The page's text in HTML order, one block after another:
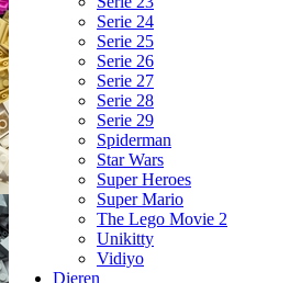
Serie 24
Serie 25
Serie 26
Serie 27
Serie 28
Serie 29
Spiderman
Star Wars
Super Heroes
Super Mario
The Lego Movie 2
Unikitty
Vidiyo
Dieren